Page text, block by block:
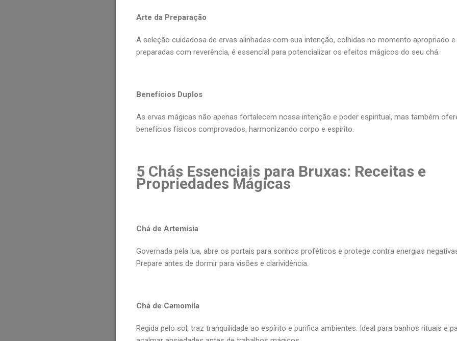
Arte da Preparação
A seleção cuidadosa de ervas alinhadas com sua intenção, colhidas no momento apropriado e
preparadas com reverência, é essencial para potencializar os efeitos mágicos do seu chá.
Benefícios Duplos
As ervas mágicas não apenas fortalecem nossa intenção e poder espiritual, mas também
benefícios físicos comprovados, harmonizando corpo e espírito.
5 Chás Essenciais para Bruxas: Receitas e
Propriedades Mágicas
Chá de Artemísia
Governada pela lua, abre os portais para sonhos proféticos e protege contra energias
Prepare antes de dormir para visões e clarividência.
Chá de Camomila
Regida pelo sol, traz tranquilidade ao espírito e purifica ambientes. Ideal para banhos rituais e